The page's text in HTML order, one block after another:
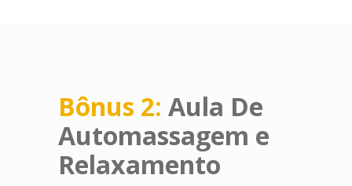
Bônus 2: Aula De
Automassagem e
Relaxamento